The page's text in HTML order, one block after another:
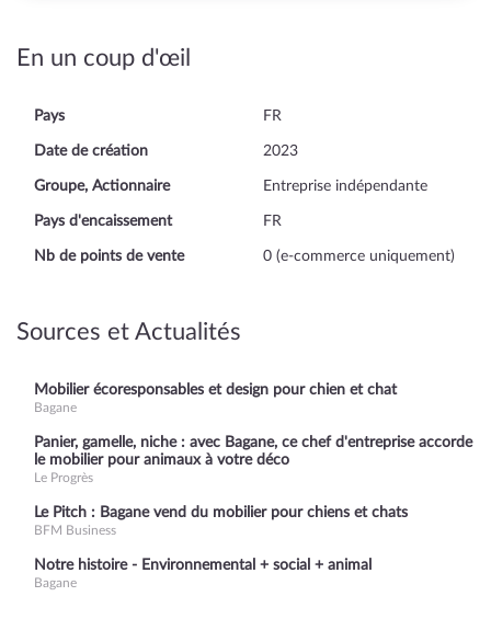
En un coup d'œil
Pays FR
Date de création 2023
Groupe, Actionnaire Entreprise indépendante
Pays d'encaissement FR
Nb de points de vente 0 (e-commerce uniquement)
Sources et Actualités
Mobilier écoresponsables et design pour chien et chat
Bagane
Panier, gamelle, niche : avec Bagane, ce chef d'entreprise accorde
le mobilier pour animaux à votre déco
Le Progrès
Le Pitch : Bagane vend du mobilier pour chiens et chats
BFM Business
Notre histoire - Environnemental + social + animal
Bagane